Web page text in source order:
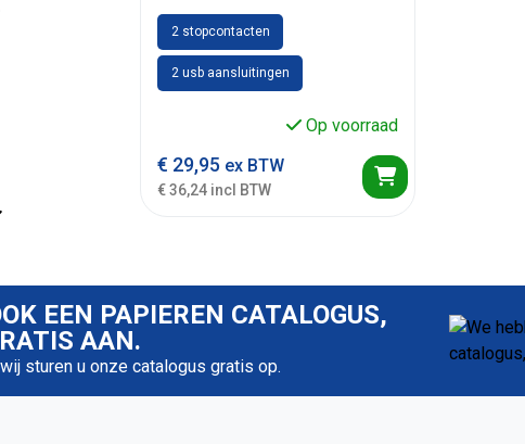
2 stopcontacten
2 usb aansluitingen
Op voorraad
€ 29,95 ex BTW
€ 36,24 incl BTW
EEN PAPIEREN CATALOGUS,
AAN.
sturen u onze catalogus gratis op.